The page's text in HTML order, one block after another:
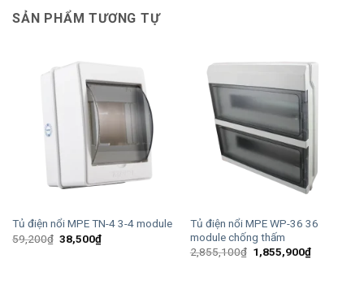
SẢN PHẨM TƯƠNG TỰ
Tủ điện nổi MPE TN-4 3-4 module
59,200₫ Giá
gốc
38,500₫Giá
hiện
Tủ điện nổi MPE WP-36 36
module chống thấm
2,855,100₫ Giá
gốc
1,855,900₫Giá
hiện